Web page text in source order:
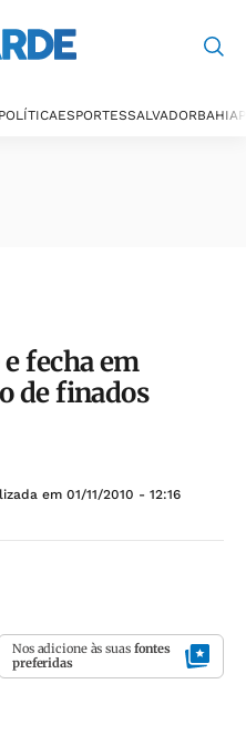
POLÍTICAESPORTESSALVADORBAHIA
fecha em
de finados
em 01/11/2010 - 12:16
Nos adicione às suas fontes
preferidas